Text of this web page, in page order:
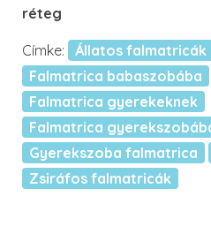
réteg
Címke:
Állatos falmatricák
Falmatrica babaszobába
Falmatrica gyerekeknek
Falmatrica
Gyerekszoba falmatrica
Zsiráfos falmatricák